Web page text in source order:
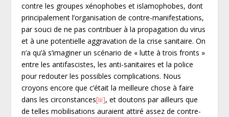
contre les groupes xénophobes et islamophobes, dont
principalement l’organisation de contre-manifestations,
par souci de ne pas contribuer à la propagation du virus
et à une potentielle aggravation de la crise sanitaire. On
n’a qu’à s’imaginer un scénario de « lutte à trois fronts »
entre les antifascistes, les anti-sanitaires et la police
pour redouter les possibles complications. Nous
croyons encore que c’était la meilleure chose à faire
dans les circonstances[iii], et doutons par ailleurs que
de telles mobilisations auraient attiré assez de contre-